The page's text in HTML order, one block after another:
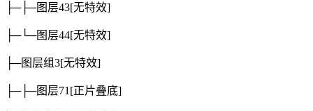
├─├─图层43[无特效]
├─└─图层44[无特效]
├─图层组3[无特效]
├─├─图层71 [正片叠底]